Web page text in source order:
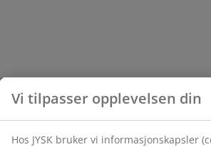
Vi tilpasser opplevelsen din
Hos JYSK bruker vi informasjonskapsler